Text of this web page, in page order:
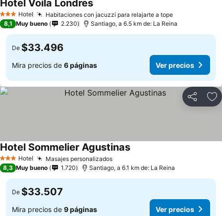
3 Estrellas
Hotel Habitaciones con jacuzzi para relajarte a tope
Hotel Voila Londres
8,1 Muy bueno 2.230 Santiago, a 6.5 km de: La Reina
De $33.496
Mira precios de 6 páginas Ver precios
Compartir
3 Estrellas
Hotel Masajes personalizados
Hotel Sommelier Agustinas
8,3 Muy bueno 1.720 Santiago, a 6.1 km de: La Reina
De $33.507
Mira precios de 9 páginas Ver precios